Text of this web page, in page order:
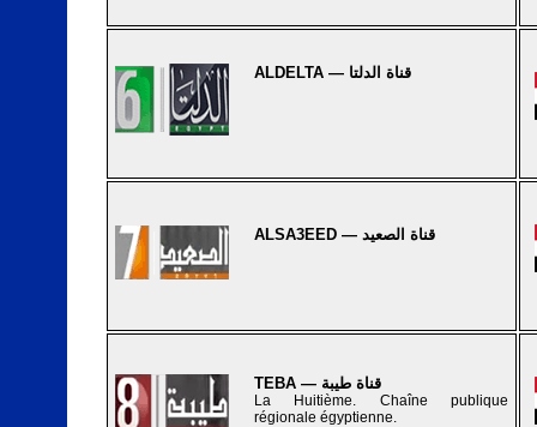
ALDELTA — قناة الدلتا
ALSA3EED — قناة الصعيد
TEBA — قناة طيبة
La Huitième. Chaîne publique
régionale égyptienne.